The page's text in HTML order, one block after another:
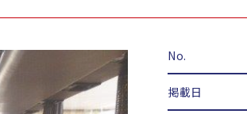
No.
掲載日